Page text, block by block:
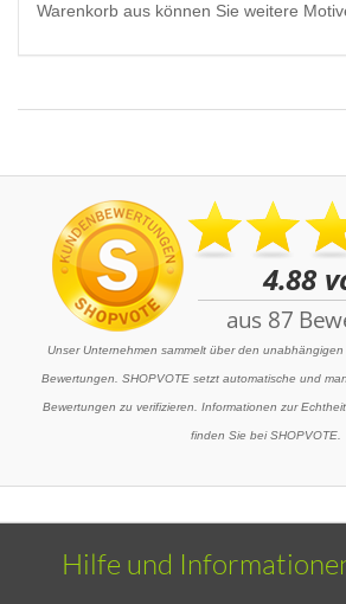
Warenkorb aus können Sie weitere
Unser Unternehmen sammelt über den
Bewertungen. SHOPVOTE setzt automatische und
Bewertungen zu verifizieren. Informationen zur
finden Sie bei SHOPVOTE.
Hilfe und